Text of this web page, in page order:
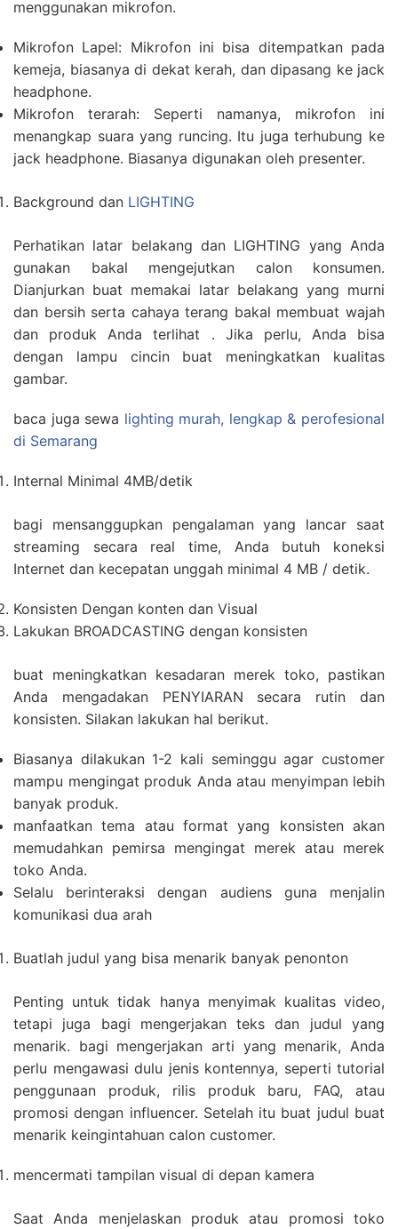
menggunakan mikrofon.
Mikrofon Lapel: Mikrofon ini bisa ditempatkan pada
kemeja, biasanya di dekat kerah, dan dipasang ke jack
headphone.
Mikrofon terarah: Seperti namanya, mikrofon ini
menangkap suara yang runcing. Itu juga terhubung ke
jack headphone. Biasanya digunakan oleh presenter.
Background dan LIGHTING
Perhatikan latar belakang dan LIGHTING yang Anda
gunakan bakal mengejutkan calon konsumen.
Dianjurkan buat memakai latar belakang yang murni
dan bersih serta cahaya terang bakal membuat wajah
dan produk Anda terlihat . Jika perlu, Anda bisa
dengan lampu cincin buat meningkatkan kualitas
gambar.
baca juga sewa lighting murah, lengkap & perofesional
di Semarang
Internal Minimal 4MB/detik
bagi mensanggupkan pengalaman yang lancar saat
streaming secara real time, Anda butuh koneksi
Internet dan kecepatan unggah minimal 4 MB / detik.
Konsisten Dengan konten dan Visual
Lakukan BROADCASTING dengan konsisten
buat meningkatkan kesadaran merek toko, pastikan
Anda mengadakan PENYIARAN secara rutin dan
konsisten. Silakan lakukan hal berikut.
Biasanya dilakukan 1-2 kali seminggu agar customer
mampu mengingat produk Anda atau menyimpan lebih
banyak produk.
manfaatkan tema atau format yang konsisten akan
memudahkan pemirsa mengingat merek atau merek
toko Anda.
Selalu berinteraksi dengan audiens guna menjalin
komunikasi dua arah
Buatlah judul yang bisa menarik banyak penonton
Penting untuk tidak hanya menyimak kualitas video,
tetapi juga bagi mengerjakan teks dan judul yang
menarik. bagi mengerjakan arti yang menarik, Anda
perlu mengawasi dulu jenis kontennya, seperti tutorial
penggunaan produk, rilis produk baru, FAQ, atau
promosi dengan influencer. Setelah itu buat judul buat
menarik keingintahuan calon customer.
mencermati tampilan visual di depan kamera
Saat Anda menjelaskan produk atau promosi toko